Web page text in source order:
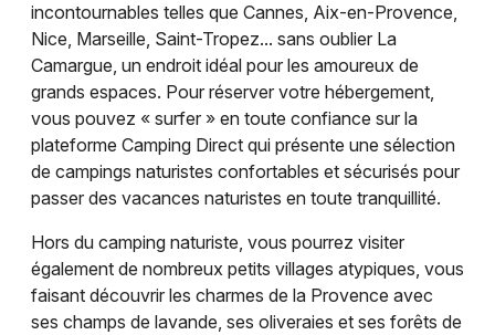
incontournables telles que Cannes, Aix-en-Provence,
Nice, Marseille, Saint-Tropez... sans oublier La
Camargue, un endroit idéal pour les amoureux de
grands espaces. Pour réserver votre hébergement,
vous pouvez « surfer » en toute confiance sur la
plateforme Camping Direct qui présente une sélection
de campings naturistes confortables et sécurisés pour
passer des vacances naturistes en toute tranquillité.
Hors du camping naturiste, vous pourrez visiter
également de nombreux petits villages atypiques, vous
faisant découvrir les charmes de la Provence avec
ses champs de lavande, ses oliveraies et ses forêts de